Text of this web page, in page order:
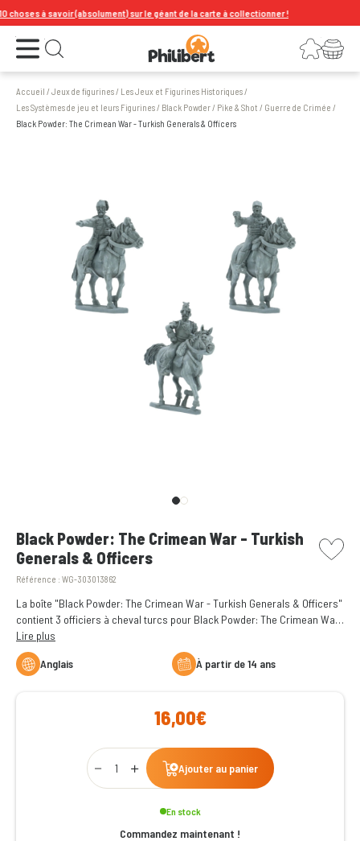
à savoir (absolument) sur le géant de la carte à collectionner !
Ouvrir le menu Ouvrir la recherche Connexion
Votre panier
Accueil /Jeux de figurines/ Les Jeux et Figurines Historiques/
Les Systèmes de jeu et leurs Figurines/ Black Powder / Pike & Shot / Guerre de Crimée /
Black Powder: The Crimean War - Turkish Generals & Officers
Black Powder: The Crimean War - Turkish
Generals & Officers
Référence : WG-303013862
picto
La boîte "Black Powder: The Crimean War - Turkish Generals & Officers"
contient 3 officiers à cheval turcs pour Black Powder: The Crimean War.
Figurines en métal à assembler et à peindre.
Lire plus
Anglais à partir de 14 ans
16,00€
Qty
Ajouter au panier
En stock
Commandez maintenant !